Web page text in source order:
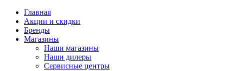
Главная
Акции и скидки
Бренды
Магазины
Наши магазины
Наши дилеры
Сервисные центры